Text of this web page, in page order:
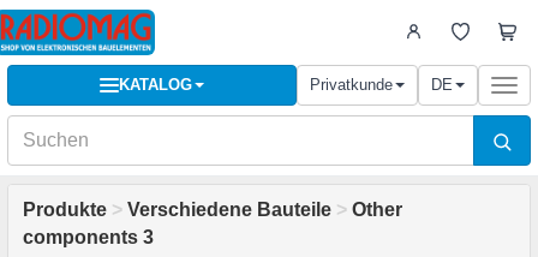
KATALOG Privatkunde DE
Produkte > Verschiedene Bauteile > Other
components 3